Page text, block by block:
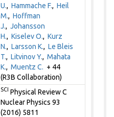
U.,Hammache F.,Heil
M.,Hoffman
J.,Johansson
H.,Kiselev O.,Kurz
N.,Larsson K.,Le Bleis
T.,Litvinov Y.,Mahata
K.,Muentz C. + 44
(R3B Collaboration)
SCI Physical Review C
Nuclear Physics 93
(2016) 5811